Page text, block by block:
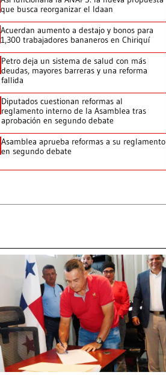
que busca reorganizar el Idaan
Acuerdan aumento a destajo y bonos para
1,300 trabajadores bananeros en Chiriquí
Petro deja un sistema de salud con más
deudas, mayores barreras y una reforma
fallida
Diputados cuestionan reformas al
reglamento interno de la Asamblea tras
aprobación en segundo debate
Asamblea aprueba reformas a su reglamento
en segundo debate